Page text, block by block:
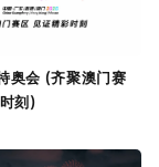
奥会 (齐聚澳门赛
刻)